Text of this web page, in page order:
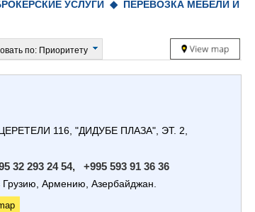
ТКИБУЛИ
КУТАИСИ
УСЛУГИ ◆ ПЕРЕВОЗКА МЕБЕЛИ И
по: Приоритету
ЦЕРЕТЕЛИ 116, "ДИДУБЕ ПЛАЗА", ЭТ. 2,
32 293 24 54, +995 593 91 36 36
Грузию, Армению, Азербайджан.